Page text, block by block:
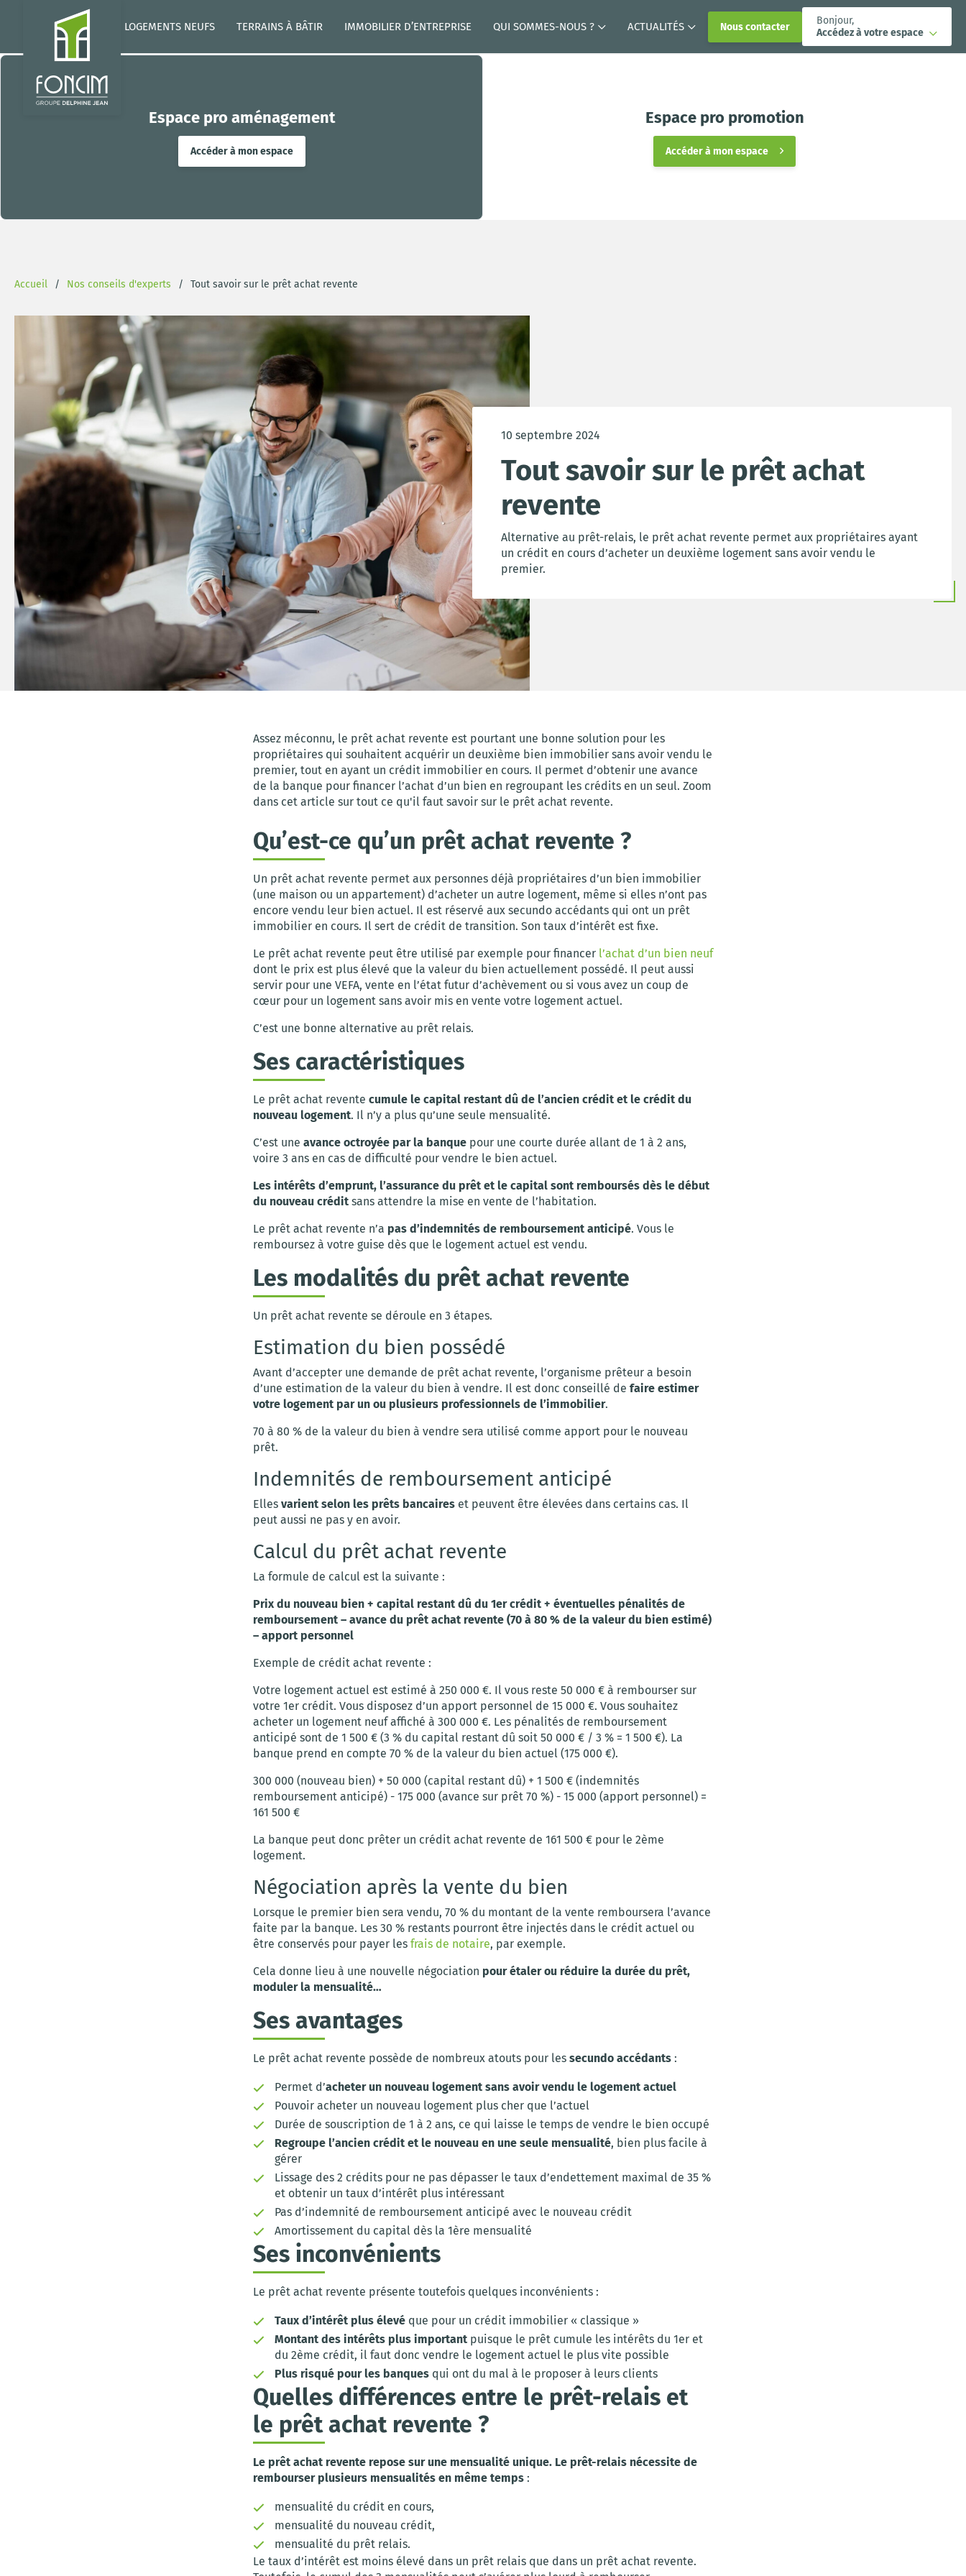
LOGEMENTS NEUFS TERRAINS À BÂTIR IMMOBILIER D’ENTREPRISE QUI SOMMES-NOUS ? ACTUALITÉS Nous contacter
Bonjour,
Accédez à votre espace
Espace pro aménagement
Accéder à mon espace
Espace pro promotion
Accéder à mon espace
Accueil Nos conseils d'experts Tout savoir sur le prêt achat revente
10 septembre 2024
Tout savoir sur le prêt achat
revente
Alternative au prêt-relais, le prêt achat revente permet aux propriétaires ayant
un crédit en cours d’acheter un deuxième logement sans avoir vendu le
premier.
Assez méconnu, le prêt achat revente est pourtant une bonne solution pour les
propriétaires qui souhaitent acquérir un deuxième bien immobilier sans avoir vendu le
premier, tout en ayant un crédit immobilier en cours. Il permet d’obtenir une avance
de la banque pour financer l’achat d’un bien en regroupant les crédits en un seul. Zoom
dans cet article sur tout ce qu'il faut savoir sur le prêt achat revente.
Qu’est-ce qu’un prêt achat revente ?
Un prêt achat revente permet aux personnes déjà propriétaires d’un bien immobilier
(une maison ou un appartement) d’acheter un autre logement, même si elles n’ont pas
encore vendu leur bien actuel. Il est réservé aux secundo accédants qui ont un prêt
immobilier en cours. Il sert de crédit de transition. Son taux d’intérêt est fixe.
Le prêt achat revente peut être utilisé par exemple pour financer l’achat d’un bien neuf
dont le prix est plus élevé que la valeur du bien actuellement possédé. Il peut aussi
servir pour une VEFA, vente en l’état futur d’achèvement ou si vous avez un coup de
cœur pour un logement sans avoir mis en vente votre logement actuel.
C’est une bonne alternative au prêt relais.
Ses caractéristiques
Le prêt achat revente cumule le capital restant dû de l’ancien crédit et le crédit du
nouveau logement. Il n’y a plus qu’une seule mensualité.
C’est une avance octroyée par la banque pour une courte durée allant de 1 à 2 ans,
voire 3 ans en cas de difficulté pour vendre le bien actuel.
Les intérêts d’emprunt, l’assurance du prêt et le capital sont remboursés dès le début
du nouveau crédit sans attendre la mise en vente de l’habitation.
Le prêt achat revente n’a pas d’indemnités de remboursement anticipé. Vous le
remboursez à votre guise dès que le logement actuel est vendu.
Les modalités du prêt achat revente
Un prêt achat revente se déroule en 3 étapes.
Estimation du bien possédé
Avant d’accepter une demande de prêt achat revente, l’organisme prêteur a besoin
d’une estimation de la valeur du bien à vendre. Il est donc conseillé de faire estimer
votre logement par un ou plusieurs professionnels de l’immobilier.
70 à 80 % de la valeur du bien à vendre sera utilisé comme apport pour le nouveau
prêt.
Indemnités de remboursement anticipé
Elles varient selon les prêts bancaires et peuvent être élevées dans certains cas. Il
peut aussi ne pas y en avoir.
Calcul du prêt achat revente
La formule de calcul est la suivante :
Prix du nouveau bien + capital restant dû du 1er crédit + éventuelles pénalités de
remboursement – avance du prêt achat revente (70 à 80 % de la valeur du bien estimé)
– apport personnel
Exemple de crédit achat revente :
Votre logement actuel est estimé à 250 000 €. Il vous reste 50 000 € à rembourser sur
votre 1er crédit. Vous disposez d’un apport personnel de 15 000 €. Vous souhaitez
acheter un logement neuf affiché à 300 000 €. Les pénalités de remboursement
anticipé sont de 1 500 € (3 % du capital restant dû soit 50 000 € / 3 % = 1 500 €). La
banque prend en compte 70 % de la valeur du bien actuel (175 000 €).
300 000 (nouveau bien) + 50 000 (capital restant dû) + 1 500 € (indemnités
remboursement anticipé) - 175 000 (avance sur prêt 70 %) - 15 000 (apport personnel) =
161 500 €
La banque peut donc prêter un crédit achat revente de 161 500 € pour le 2ème
logement.
Négociation après la vente du bien
Lorsque le premier bien sera vendu, 70 % du montant de la vente remboursera l’avance
faite par la banque. Les 30 % restants pourront être injectés dans le crédit actuel ou
être conservés pour payer les frais de notaire, par exemple.
Cela donne lieu à une nouvelle négociation pour étaler ou réduire la durée du prêt,
moduler la mensualité…
Ses avantages
Le prêt achat revente possède de nombreux atouts pour les secundo accédants :
Permet d’acheter un nouveau logement sans avoir vendu le logement actuel
Pouvoir acheter un nouveau logement plus cher que l’actuel
Durée de souscription de 1 à 2 ans, ce qui laisse le temps de vendre le bien occupé
Regroupe l’ancien crédit et le nouveau en une seule mensualité, bien plus facile à
gérer
Lissage des 2 crédits pour ne pas dépasser le taux d’endettement maximal de 35 %
et obtenir un taux d’intérêt plus intéressant
Pas d’indemnité de remboursement anticipé avec le nouveau crédit
Amortissement du capital dès la 1ère mensualité
Ses inconvénients
Le prêt achat revente présente toutefois quelques inconvénients :
Taux d’intérêt plus élevé que pour un crédit immobilier « classique »
Montant des intérêts plus important puisque le prêt cumule les intérêts du 1er et
du 2ème crédit, il faut donc vendre le logement actuel le plus vite possible
Plus risqué pour les banques qui ont du mal à le proposer à leurs clients
Quelles différences entre le prêt-relais et
le prêt achat revente ?
Le prêt achat revente repose sur une mensualité unique. Le prêt-relais nécessite de
rembourser plusieurs mensualités en même temps :
mensualité du crédit en cours,
mensualité du nouveau crédit,
mensualité du prêt relais.
Le taux d’intérêt est moins élevé dans un prêt relais que dans un prêt achat revente.